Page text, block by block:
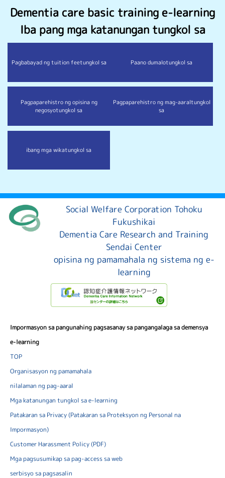
Dementia care basic training e-learning
Iba pang mga katanungan tungkol sa
Pagbabayad ng tuition feetungkol sa Paano dumalotungkol sa
Pagpaparehistro ng opisina ng
negosyotungkol sa
Pagpaparehistro ng mag-aaraltungkol
sa
ibang mga wikatungkol sa
Social Welfare Corporation Tohoku
Fukushikai
Dementia Care Research and Training
Sendai Center
opisina ng pamamahala ng sistema ng e-
learning
Impormasyon sa pangunahing pagsasanay sa pangangalaga sa demensya
e-learning
TOP
Organisasyon ng pamamahala
nilalaman ng pag-aaral
Mga katanungan tungkol sa e-learning
Patakaran sa Privacy (Patakaran sa Proteksyon ng Personal na
Impormasyon)
Customer Harassment Policy (PDF)
Mga pagsusumikap sa pag-access sa web
serbisyo sa pagsasalin